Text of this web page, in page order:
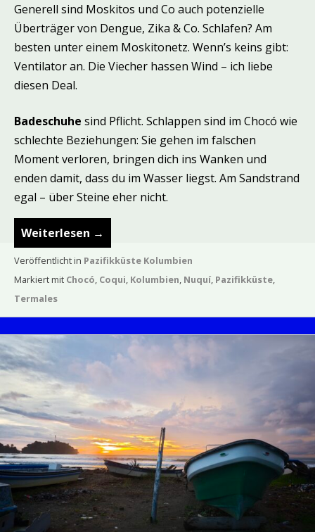
Generell sind Moskitos und Co auch potenzielle
Überträger von Dengue, Zika & Co. Schlafen? Am
besten unter einem Moskitonetz. Wenn’s keins gibt:
Ventilator an. Die Viecher hassen Wind – ich liebe
diesen Deal.
Badeschuhe sind Pflicht. Schlappen sind im Chocó wie
schlechte Beziehungen: Sie gehen im falschen
Moment verloren, bringen dich ins Wanken und
enden damit, dass du im Wasser liegst. Am Sandstrand
egal – über Steine eher nicht.
Weiterlesen →
Veröffentlicht in Pazifikküste Kolumbien
Markiert mit Chocó, Coqui, Kolumbien, Nuquí, Pazifikküste,
Termales